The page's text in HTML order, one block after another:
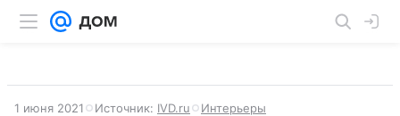
1 июня 2021 Источник: IVD.ru Интерьеры